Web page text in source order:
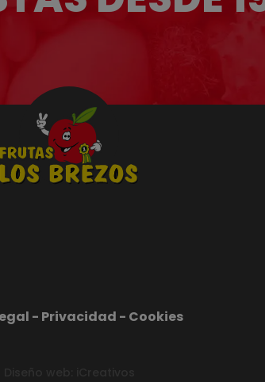
- Privacidad - Cookies